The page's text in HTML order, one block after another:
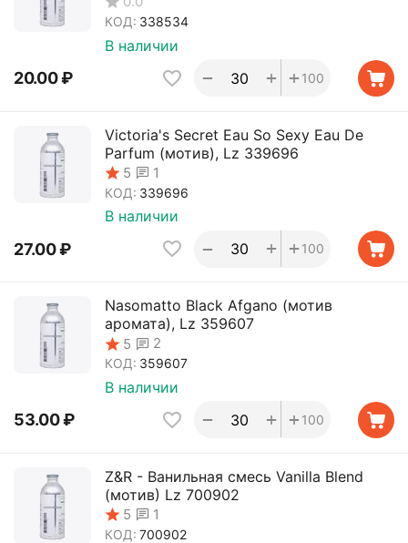
КОД: 338534
В наличии
20.00₽ + 100
+
−
Victoria's Secret Eau So Sexy Eau De
Parfum (мотив), Lz 339696
5 1
КОД: 339696
В наличии
27.00₽ + 100
+
−
Nasomatto Black Afgano (мотив
аромата), Lz 359607
5 2
КОД: 359607
В наличии
53.00₽ + 100
+
−
Z&R - Ванильная смесь Vanilla Blend
(мотив) Lz 700902
5 1
КОД: 700902